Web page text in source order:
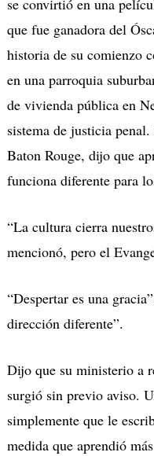
se convirtió en una
que fue ganadora del
historia de su comienzo
en una parroquia
de vivienda pública en
sistema de justicia
Baton Rouge, dijo que
funciona diferente para
“La cultura cierra
mencionó, pero el
“Despertar es una
dirección diferente”.
Dijo que su ministerio a
surgió sin previo aviso.
simplemente que le
medida que aprendió